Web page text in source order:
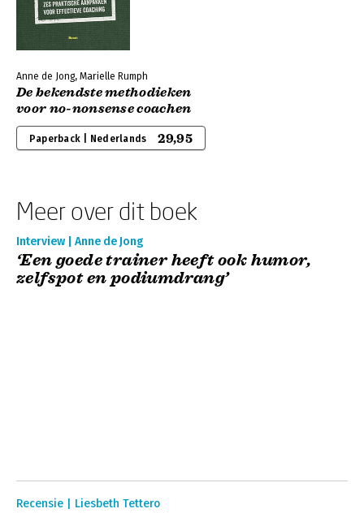
Anne de Jong, Marielle Rumph
De bekendste methodieken
voor no-nonsense coachen
Paperback | Nederlands 29,95
Meer over dit boek
Interview | Anne de Jong
‘Een goede trainer heeft ook humor,
zelfspot en podiumdrang’
Recensie | Liesbeth Tettero